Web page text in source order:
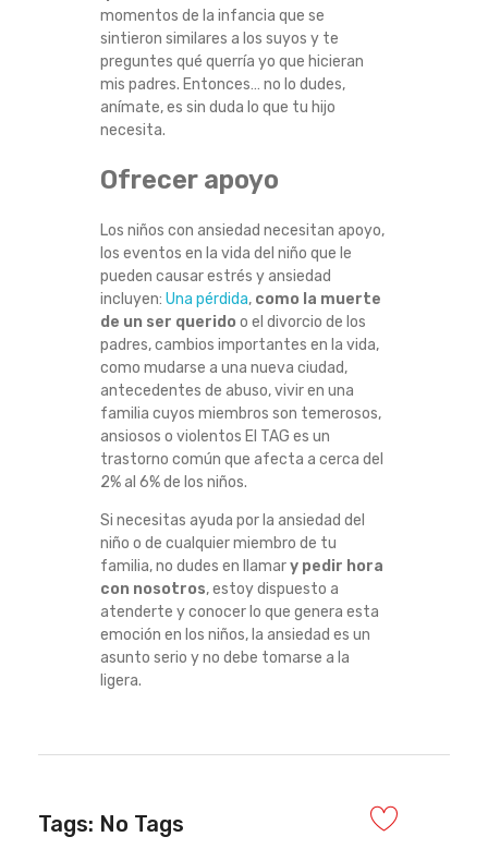
momentos de la infancia que se
sintieron similares a los suyos y te
preguntes qué querría yo que hicieran
mis padres. Entonces… no lo dudes,
anímate, es sin duda lo que tu hijo
necesita.
Ofrecer apoyo
Los niños con ansiedad necesitan apoyo,
los eventos en la vida del niño que le
pueden causar estrés y ansiedad
incluyen: Una pérdida, como la muerte
de un ser querido o el divorcio de los
padres, cambios importantes en la vida,
como mudarse a una nueva ciudad,
antecedentes de abuso, vivir en una
familia cuyos miembros son temerosos,
ansiosos o violentos El TAG es un
trastorno común que afecta a cerca del
2% al 6% de los niños.
Si necesitas ayuda por la ansiedad del
niño o de cualquier miembro de tu
familia, no dudes en llamary pedir hora
con nosotros, estoy dispuesto a
atenderte y conocer lo que genera esta
emoción en los niños, la ansiedad es un
asunto serio y no debe tomarse a la
ligera.
Tags: No Tags